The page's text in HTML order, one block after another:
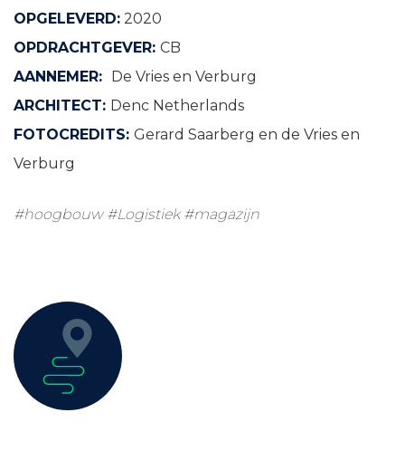
OPGELEVERD: 2020
OPDRACHTGEVER: CB
AANNEMER: De Vries en Verburg
ARCHITECT: Denc Netherlands
FOTOCREDITS: Gerard Saarberg en de Vries en
Verburg
#hoogbouw#Logistiek#magazijn